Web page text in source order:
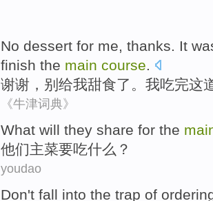
No dessert for me, thanks. It
finish the main course.
谢谢 ， 别 给我甜食了。 我吃完这
《牛津词典》
What will they share for the
他们主菜要吃什么？
youdao
Don't fall into the trap of